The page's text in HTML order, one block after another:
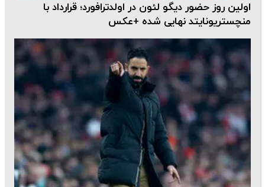
اولین روز حضور دیگو لئون در اولدترافورد؛ قرارداد با
منچستریونایتد نهایی شده +عکس